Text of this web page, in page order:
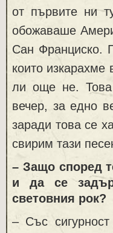
от първите ни
обожаваше
Сан Франциско.
които
ли още не. Това
вечер, за едно
заради това се
свирим тази
– Защо според
и да се
световния рок?
– Със